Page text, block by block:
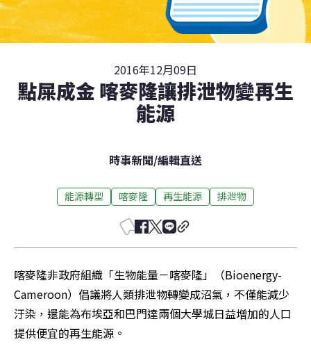
2016年12月09日
點屎成金 喀麥隆讓排泄物變再生
能源
時事新聞/編輯直送
能源轉型 喀麥隆 再生能源 排泄物
喀麥隆非政府組織「生物能量－喀麥隆」（Bioenergy-
Cameroon）倡議將人類排泄物轉變成沼氣，不僅能減少
汙染，還能為布埃亞和巴門達兩個大學城日益增加的人口
提供便宜的再生能源。